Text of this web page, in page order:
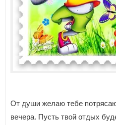
От души желаю тебе
вечера. Пусть твой отдых